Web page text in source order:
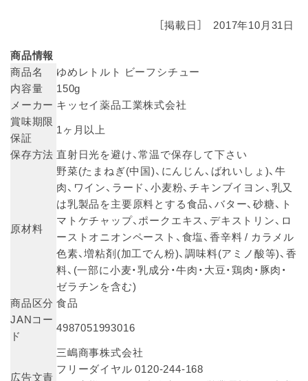
［掲載日］ 2017年10月31日
商品情報
商品名
ゆめレトルト ビーフシチュー
内容量
150g
メーカー キッセイ薬品工業株式会社
賞味期限
保証
1ヶ月以上
保存方法 直射日光を避け、常温で保存して下さい
原材料
野菜(たまねぎ(中国)、にんじん、ばれいしょ)、牛
肉、ワイン、ラード、小麦粉、チキンブイヨン、乳又
は乳製品を主要原料とする食品、バター、砂糖、ト
マトケチャップ、ポークエキス、デキストリン、ロ
ーストオニオンペースト、食塩、香辛料 / カラメル
色素、増粘剤(加工でん粉)、調味料(アミノ酸等)、香
料、(一部に小麦・乳成分・牛肉・大豆・鶏肉・豚肉・
ゼラチンを含む)
商品区分 食品
JANコー
ド
4987051993016
広告文責
三嶋商事株式会社
フリーダイヤル 0120-244-168